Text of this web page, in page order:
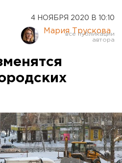
4 НОЯБРЯ 2020 В 10:10
Мария Трускова